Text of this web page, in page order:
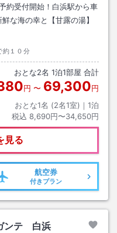
約受付開始！白浜駅から車
な海の幸と【甘露の湯】
約１０分
おとな2名 1泊1部屋 合計
円 〜 69,300円
おとな1名 (2名1室)｜ 1泊
税込 8,690円〜34,650円
見る
航空券
付きプラン
ンテ 白浜